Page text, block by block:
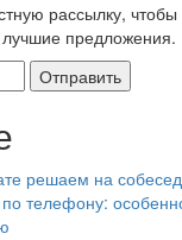
рассылку,
предложения.
решаем на
телефону: